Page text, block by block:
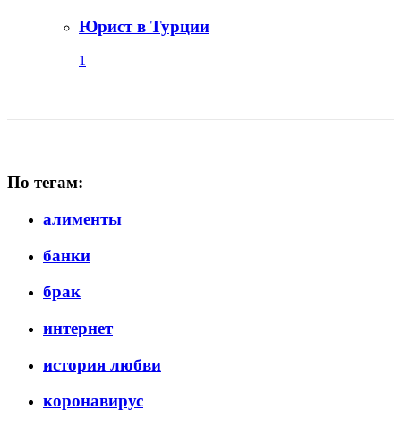
Юрист в Турции
1
По тегам:
алименты
банки
брак
интернет
история любви
коронавирус